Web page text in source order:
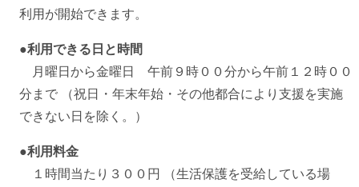
利用が開始できます。
●利用できる日と時間
月曜日から金曜日 午前９時００分から午前１２時００
分まで （祝日・年末年始・その他都合により支援を実施
できない日を除く。）
●利用料金
１時間当たり３００円 （生活保護を受給している場